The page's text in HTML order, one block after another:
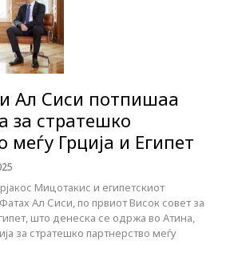
Ал Сиси потпишаа
за стратешко
меѓу Грција и Египет
Мицотакис и египетскиот
Ал Сиси, по првиот Висок совет за
што денеска се одржа во Атина,
за стратешко партнерство меѓу